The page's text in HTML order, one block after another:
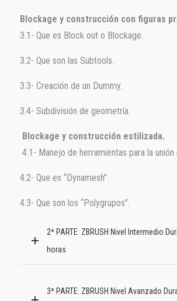
Blockage y construcción con figuras
3.1- Que es Block out o Blockage.
3.2- Que son las Subtools.
3.3- Creación de un Dummy.
3.4- Subdivisión de geometría.
Blockage y construcción estilizada.
4.1- Manejo de herramientas para la
4.2- Que es “Dynamesh”.
4.3- Que son los “Polygrupos”.
2ª PARTE: ZBRUSH Nivel Intermedio
horas
3ª PARTE: ZBRUSH Nivel Avanzado